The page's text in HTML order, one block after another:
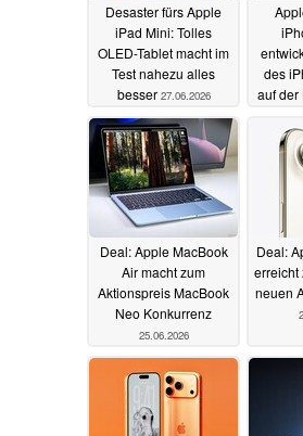
Desaster fürs Apple
iPad Mini: Tolles
OLED-Tablet macht im
Test nahezu alles
besser 27.06.2026
des
auf der
Deal: Apple MacBook
Air macht zum
Aktionspreis MacBook
Neo Konkurrenz
25.06.2026
Deal:
erreicht
neuen